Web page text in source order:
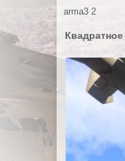
arma3 2
Квадратное